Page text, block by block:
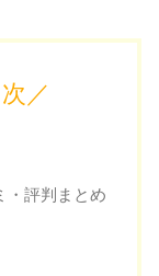
／
・評判まとめ